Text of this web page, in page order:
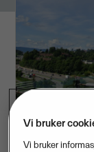
Vi bruker
Vi bruker